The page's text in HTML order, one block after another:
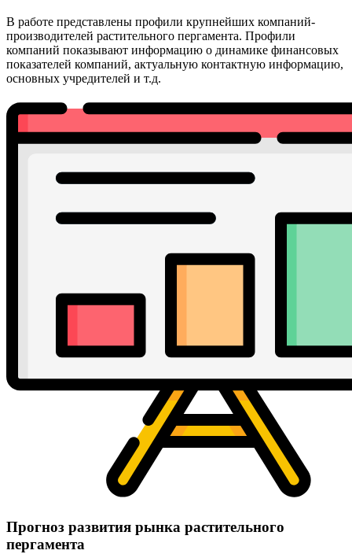
В работе представлены профили крупнейших компаний-
производителей растительного пергамента. Профили
компаний показывают информацию о динамике финансовых
показателей компаний, актуальную контактную информацию,
основных учредителей и т.д.
Прогноз развития рынка растительного
пергамента